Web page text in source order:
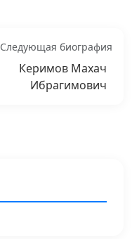
Следующая биография
Керимов Махач
Ибрагимович